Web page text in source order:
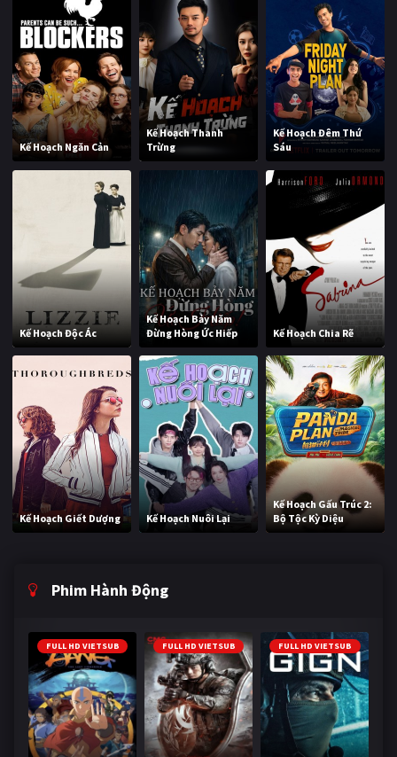
Kế Hoạch Ngăn Cản
Kế Hoạch Thanh
Trừng
Kế Hoạch Đêm Thứ
Sáu
Kế Hoạch Độc Ác
Kế Hoạch Bảy Năm
Đừng Hòng Ức Hiếp
Kế Hoạch Chia Rẽ
Kế Hoạch Giết Dượng Kế Hoạch Nuôi Lại
Kế Hoạch Gấu Trúc 2:
Bộ Tộc Kỳ Diệu
Phim Hành Động
FULL HD VIETSUB FULL HD VIETSUB FULL HD VIETSUB